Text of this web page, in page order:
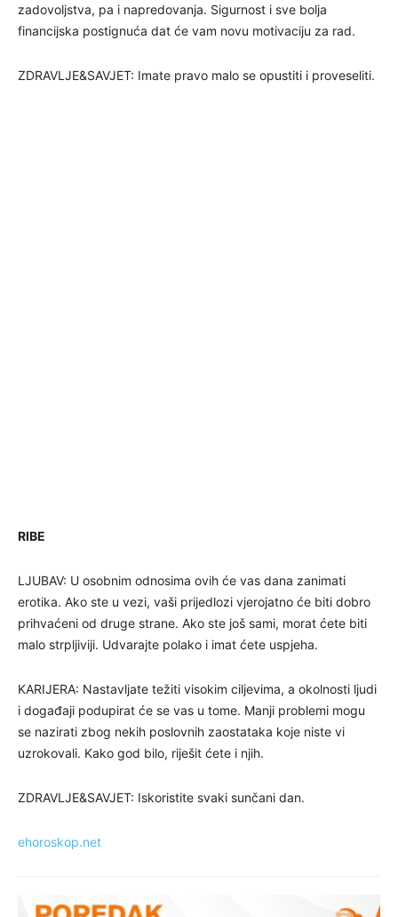
zadovoljstva, pa i napredovanja. Sigurnost i sve bolja
financijska postignuća dat će vam novu motivaciju za rad.
ZDRAVLJE&SAVJET: Imate pravo malo se opustiti i proveseliti.
RIBE
LJUBAV: U osobnim odnosima ovih će vas dana zanimati
erotika. Ako ste u vezi, vaši prijedlozi vjerojatno će biti dobro
prihvaćeni od druge strane. Ako ste još sami, morat ćete biti
malo strpljiviji. Udvarajte polako i imat ćete uspjeha.
KARIJERA: Nastavljate težiti visokim ciljevima, a okolnosti ljudi
i događaji podupirat će se vas u tome. Manji problemi mogu
se nazirati zbog nekih poslovnih zaostataka koje niste vi
uzrokovali. Kako god bilo, riješit ćete i njih.
ZDRAVLJE&SAVJET: Iskoristite svaki sunčani dan.
ehoroskop.net